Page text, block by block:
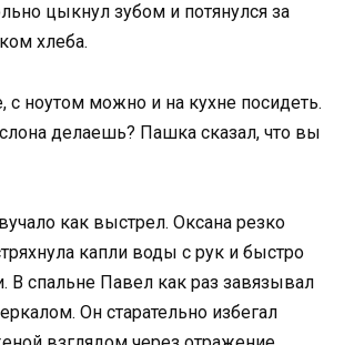
цыкнул зубом и потянулся за
хлеба.
с ноутом можно и на кухне посидеть.
делаешь? Пашка сказал, что вы
как выстрел. Оксана резко
капли воды с рук и быстро
В спальне Павел как раз завязывал
Он старательно избегал